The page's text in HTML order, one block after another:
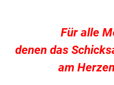
Für alle
denen das
am